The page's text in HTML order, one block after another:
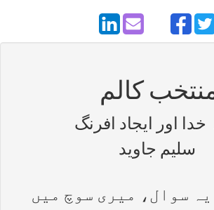
کالم
خدا اور ایجاد افرنگ
سلیم جاوید
سوال، میری سوچ میں